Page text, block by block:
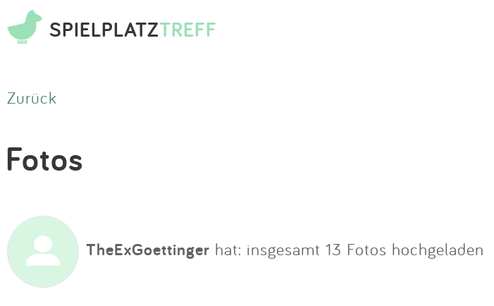
SPIELPLATZTREFF
Partner
Zurück
Fotos
TheExGoettinger hat: insgesamt 13 Fotos hochgeladen